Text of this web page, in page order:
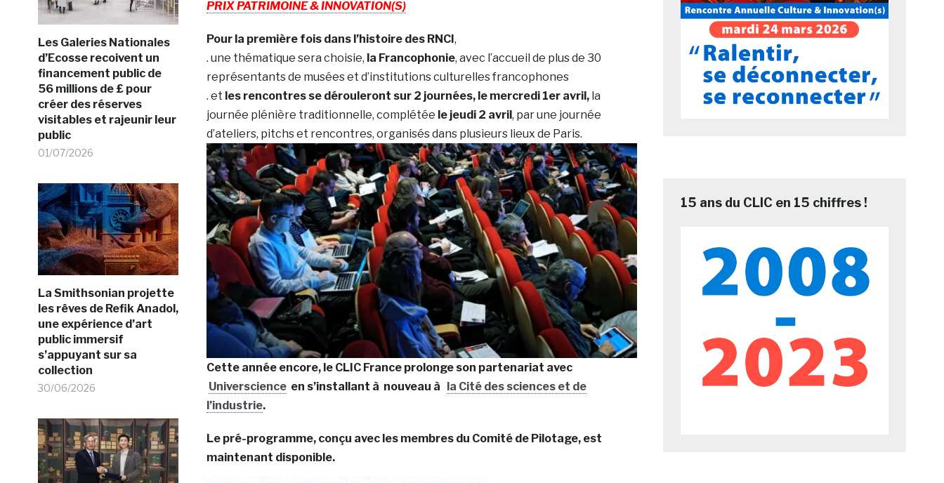
Les Galeries Nationales
d’Ecosse recoivent un
financement public de
56 millions de £ pour
créer des réserves
visitables et rajeunir leur
public
01/07/2026
La Smithsonian projette
les rêves de Refik Anadol,
une expérience d’art
public immersif
s’appuyant sur sa
collection
30/06/2026
PRIX PATRIMOINE & INNOVATION(S)
Pour la première fois dans l’histoire des RNCI,
. une thématique sera choisie, la Francophonie, avec l’accueil de plus de 30
représentants de musées et d’institutions culturelles francophones
. et les rencontres se dérouleront sur 2 journées, le mercredi 1er avril,la
journée plénière traditionnelle, complétée le jeudi 2 avril, par une journée
d’ateliers, pitchs et rencontres, organisés dans plusieurs lieux de Paris.
Cette année encore, le CLIC France prolonge son partenariat avec
Universcienceen s’installant à nouveau à
la Cité des sciences et de
l’industrie.
Le pré-programme, conçu avec les membres du Comité de Pilotage, est
maintenant disponible.
15 ans du CLIC en 15 chiffres !